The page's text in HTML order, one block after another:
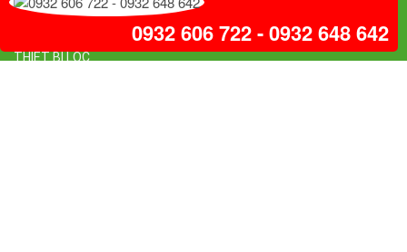
VAN CÔNG NGHIỆP
THIẾT BỊ LỌC
0932 606 722 - 0932 648 642